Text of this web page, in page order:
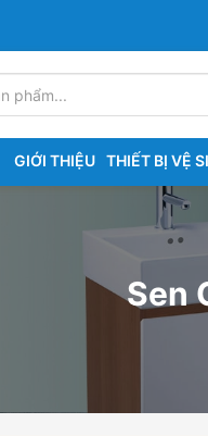
GIỚI THIỆU THIẾT BỊ VỆ
Sen